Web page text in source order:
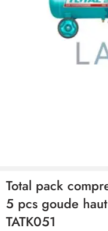
Total pack
5 pcs goude
TATK051